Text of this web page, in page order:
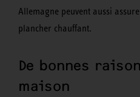
Allemagne peuvent aussi
plancher chauffant.
De bonnes
maison